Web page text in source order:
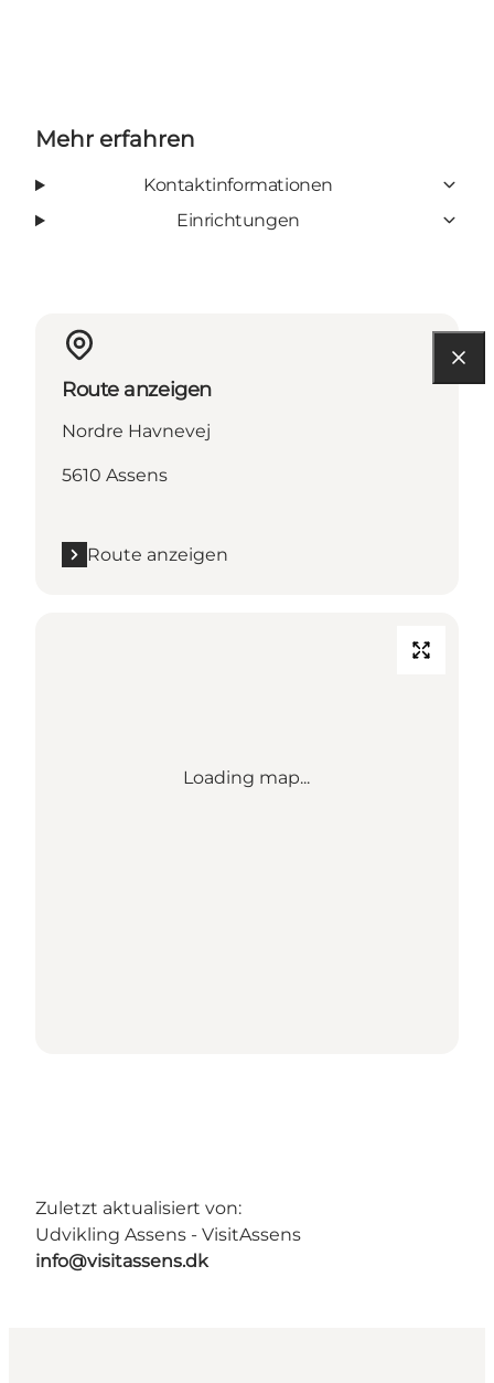
Mehr erfahren
Kontaktinformationen
Einrichtungen
Route anzeigen
Nordre Havnevej
5610 Assens
Route anzeigen
Loading map...
Zuletzt aktualisiert von:
Udvikling Assens - VisitAssens
info@visitassens.dk